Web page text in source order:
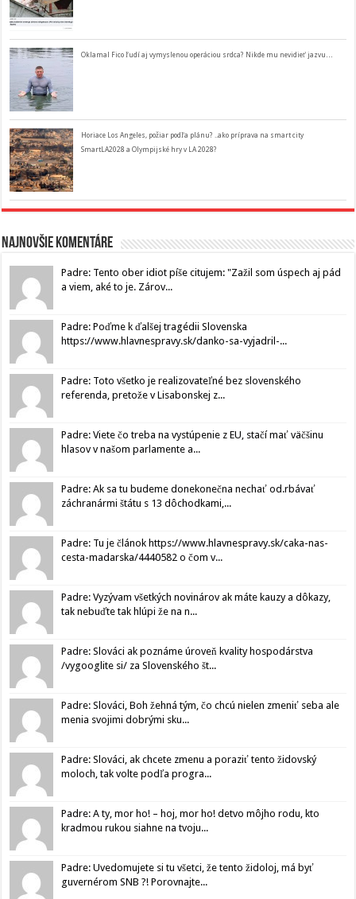
Oklamal Fico ľudí aj vymyslenou operáciou srdca? Nikde mu nevidieť jazvu…
Horiace Los Angeles, požiar podľa plánu? ..ako príprava na smart city
SmartLA2028 a Olympijské hry v LA 2028?
Najnovšie komentáre
Padre: Tento ober idiot píše citujem: "Zažil som úspech aj pád
a viem, aké to je. Zárov...
Padre: Poďme k ďalšej tragédii Slovenska
https://www.hlavnespravy.sk/danko-sa-vyjadril-...
Padre: Toto všetko je realizovateľné bez slovenského
referenda, pretože v Lisabonskej z...
Padre: Viete čo treba na vystúpenie z EU, stačí mať väčšinu
hlasov v našom parlamente a...
Padre: Ak sa tu budeme donekonečna nechať od.rbávať
záchranármi štátu s 13 dôchodkami,...
Padre: Tu je článok https://www.hlavnespravy.sk/caka-nas-
cesta-madarska/4440582 o čom v...
Padre: Vyzývam všetkých novinárov ak máte kauzy a dôkazy,
tak nebuďte tak hlúpi že na n...
Padre: Slováci ak poznáme úroveň kvality hospodárstva
/vygooglite si/ za Slovenského št...
Padre: Slováci, Boh žehná tým, čo chcú nielen zmeniť seba ale
menia svojimi dobrými sku...
Padre: Slováci, ak chcete zmenu a poraziť tento židovský
moloch, tak volte podľa progra...
Padre: A ty, mor ho! – hoj, mor ho! detvo môjho rodu, kto
kradmou rukou siahne na tvoju...
Padre: Uvedomujete si tu všetci, že tento židoloj, má byť
guvernérom SNB ?! Porovnajte...